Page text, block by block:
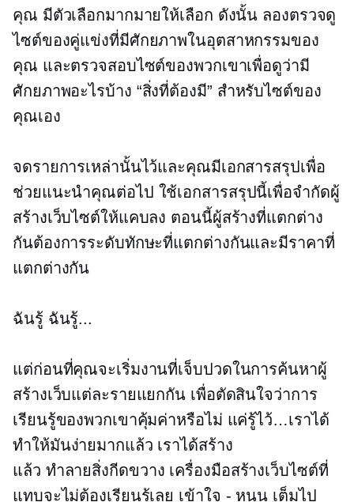
คุณ มีตัวเลือกมากมายให้เลือก ดังนั้น ลองตรวจดู
ไซต์ของคู่แข่งที่มีศักยภาพในอุตสาหกรรมของ
คุณ และตรวจสอบไซต์ของพวกเขาเพื่อดูว่ามี
ศักยภาพอะไรบ้าง “สิ่งที่ต้องมี” สำหรับไซต์ของ
คุณเอง
จดรายการเหล่านั้นไว้และคุณมีเอกสารสรุปเพื่อ
ช่วยแนะนำคุณต่อไป ใช้เอกสารสรุปนี้เพื่อจำกัดผู้
สร้างเว็บไซต์ให้แคบลง ตอนนี้ผู้สร้างที่แตกต่าง
กันต้องการระดับทักษะที่แตกต่างกันและมีราคาที่
แตกต่างกัน
ฉันรู้ ฉันรู้...
แต่ก่อนที่คุณจะเริ่มงานที่เจ็บปวดในการค้นหาผู้
สร้างเว็บแต่ละรายแยกกัน เพื่อตัดสินใจว่าการ
เรียนรู้ของพวกเขาคุ้มค่าหรือไม่ แค่รู้ไว้…เราได้
ทำให้มันง่ายมากแล้ว เราได้สร้าง
แล้ว ทำลายสิ่งกีดขวาง เครื่องมือสร้างเว็บไซต์ที่
แทบจะไม่ต้องเรียนรู้เลย เข้าใจ - หนุน เต็มไป